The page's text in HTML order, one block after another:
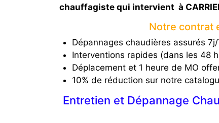
chauffagiste qui intervient à
Notre contrat
Dépannages chaudières assurés
Interventions rapides (dans les 48
Déplacement et 1 heure de MO
10% de réduction sur notre
Entretien et Dépannage